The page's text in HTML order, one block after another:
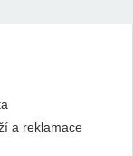
a reklamace